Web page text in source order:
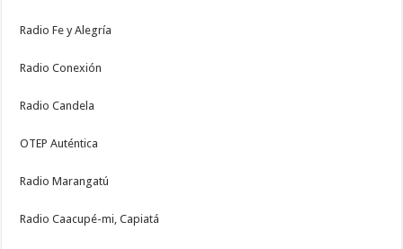
Radio Fe y Alegría
Radio Conexión
Radio Candela
OTEP Auténtica
Radio Marangatú
Radio Caacupé-mi, Capiatá